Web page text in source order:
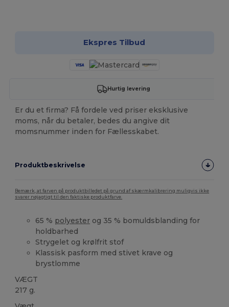
Ekspres Tilbud
Hurtig levering
Er du et firma? Få fordele ved priser eksklusive
moms, når du betaler, bedes du angive dit
momsnummer inden for Fællesskabet.
Produktbeskrivelse
Bemærk, at farven på produktbilledet på grund af skærmkalibrering muligvis ikke
svarer nøjagtigt til den faktiske produktfarve.
65 % polyester og 35 % bomuldsblanding for
holdbarhed
Strygelet og krølfrit stof
Klassisk pasform med stivet krave og
brystlomme
VÆGT
217 g.